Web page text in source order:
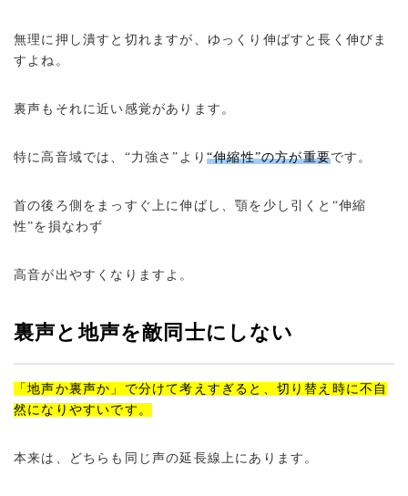
無理に押し潰すと切れますが、ゆっくり伸ばすと長く伸びま
すよね。
裏声もそれに近い感覚があります。
特に高音域では、“力強さ”より “伸縮性”の方が重要です。
首の後ろ側をまっすぐ上に伸ばし、顎を少し引くと“伸縮
性”を損なわず
高音が出やすくなりますよ。
裏声と地声を敵同士にしない
「地声か裏声か」で分けて考えすぎると、切り替え時に不自
然になりやすいです。
本来は、どちらも同じ声の延長線上にあります。